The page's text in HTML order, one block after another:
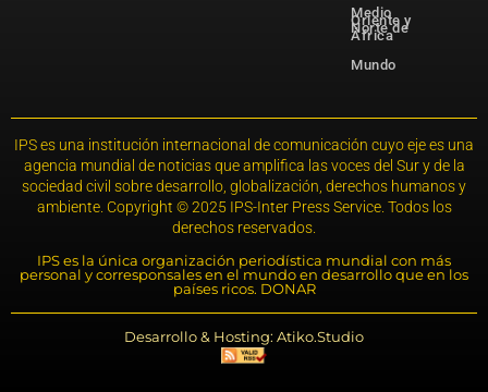
Medio
Oriente y
Norte de
África
Mundo
IPS es una institución internacional de comunicación cuyo eje es una
agencia mundial de noticias que amplifica las voces del Sur y de la
sociedad civil sobre desarrollo, globalización, derechos humanos y
ambiente. Copyright © 2025 IPS-Inter Press Service. Todos los
derechos reservados.
IPS es la única organización periodística mundial con más
personal y corresponsales en el mundo en desarrollo que en los
países ricos. DONAR
Desarrollo & Hosting: Atiko.Studio